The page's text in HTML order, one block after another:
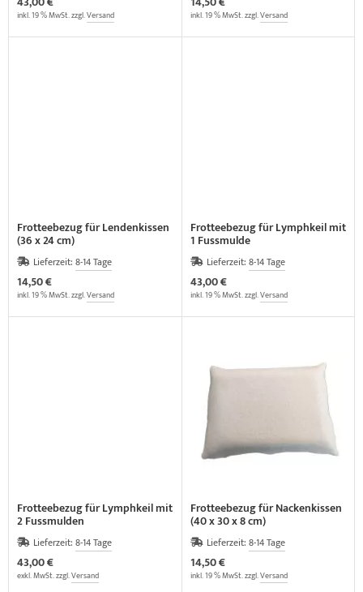
inkl. 19 % MwSt. zzgl.Versand inkl. 19 % MwSt. zzgl.Versand
Frotteebezug für Lendenkissen
(36 x 24 cm)
Lieferzeit: 8-14 Tage
14,50 €
inkl. 19 % MwSt. zzgl.Versand
Frotteebezug für Lymphkeil mit
1 Fussmulde
Lieferzeit: 8-14 Tage
43,00 €
inkl. 19 % MwSt. zzgl.Versand
Frotteebezug für Lymphkeil mit
2 Fussmulden
Lieferzeit: 8-14 Tage
43,00 €
exkl. MwSt. zzgl.Versand
Frotteebezug für Nackenkissen
(40 x 30 x 8 cm)
Lieferzeit: 8-14 Tage
14,50 €
inkl. 19 % MwSt. zzgl.Versand